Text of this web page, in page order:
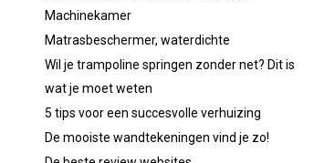
Machinekamer
Matrasbeschermer, waterdichte
Wil je trampoline springen zonder net? Dit is
wat je moet weten
5 tips voor een succesvolle verhuizing
De mooiste wandtekeningen vind je zo!